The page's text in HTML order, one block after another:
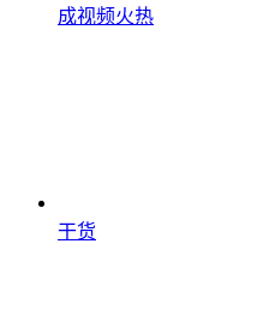
成视频火热
干货